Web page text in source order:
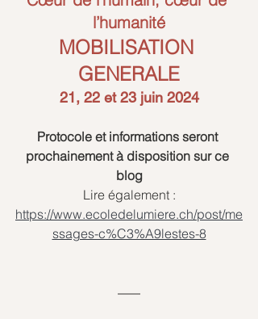
l’humanité
MOBILISATION
GENERALE
21, 22 et 23 juin 2024
Protocole et informations seront
prochainement à disposition sur ce
blog
Lire également :
https://www.ecoledelumiere.ch/post/me
ssages-c%C3%A9lestes-8